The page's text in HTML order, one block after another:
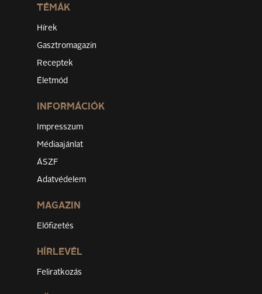
TÉMÁK
Hírek
Gasztromagazin
Receptek
Életmód
INFORMÁCIÓK
Impresszum
Médiaajánlat
ÁSZF
Adatvédelem
MAGAZIN
Előfizetés
HÍRLEVÉL
Feliratkozás